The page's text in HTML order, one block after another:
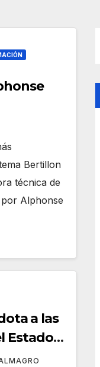
Bertillon
técnica de
Alphonse
a las
Estado
que